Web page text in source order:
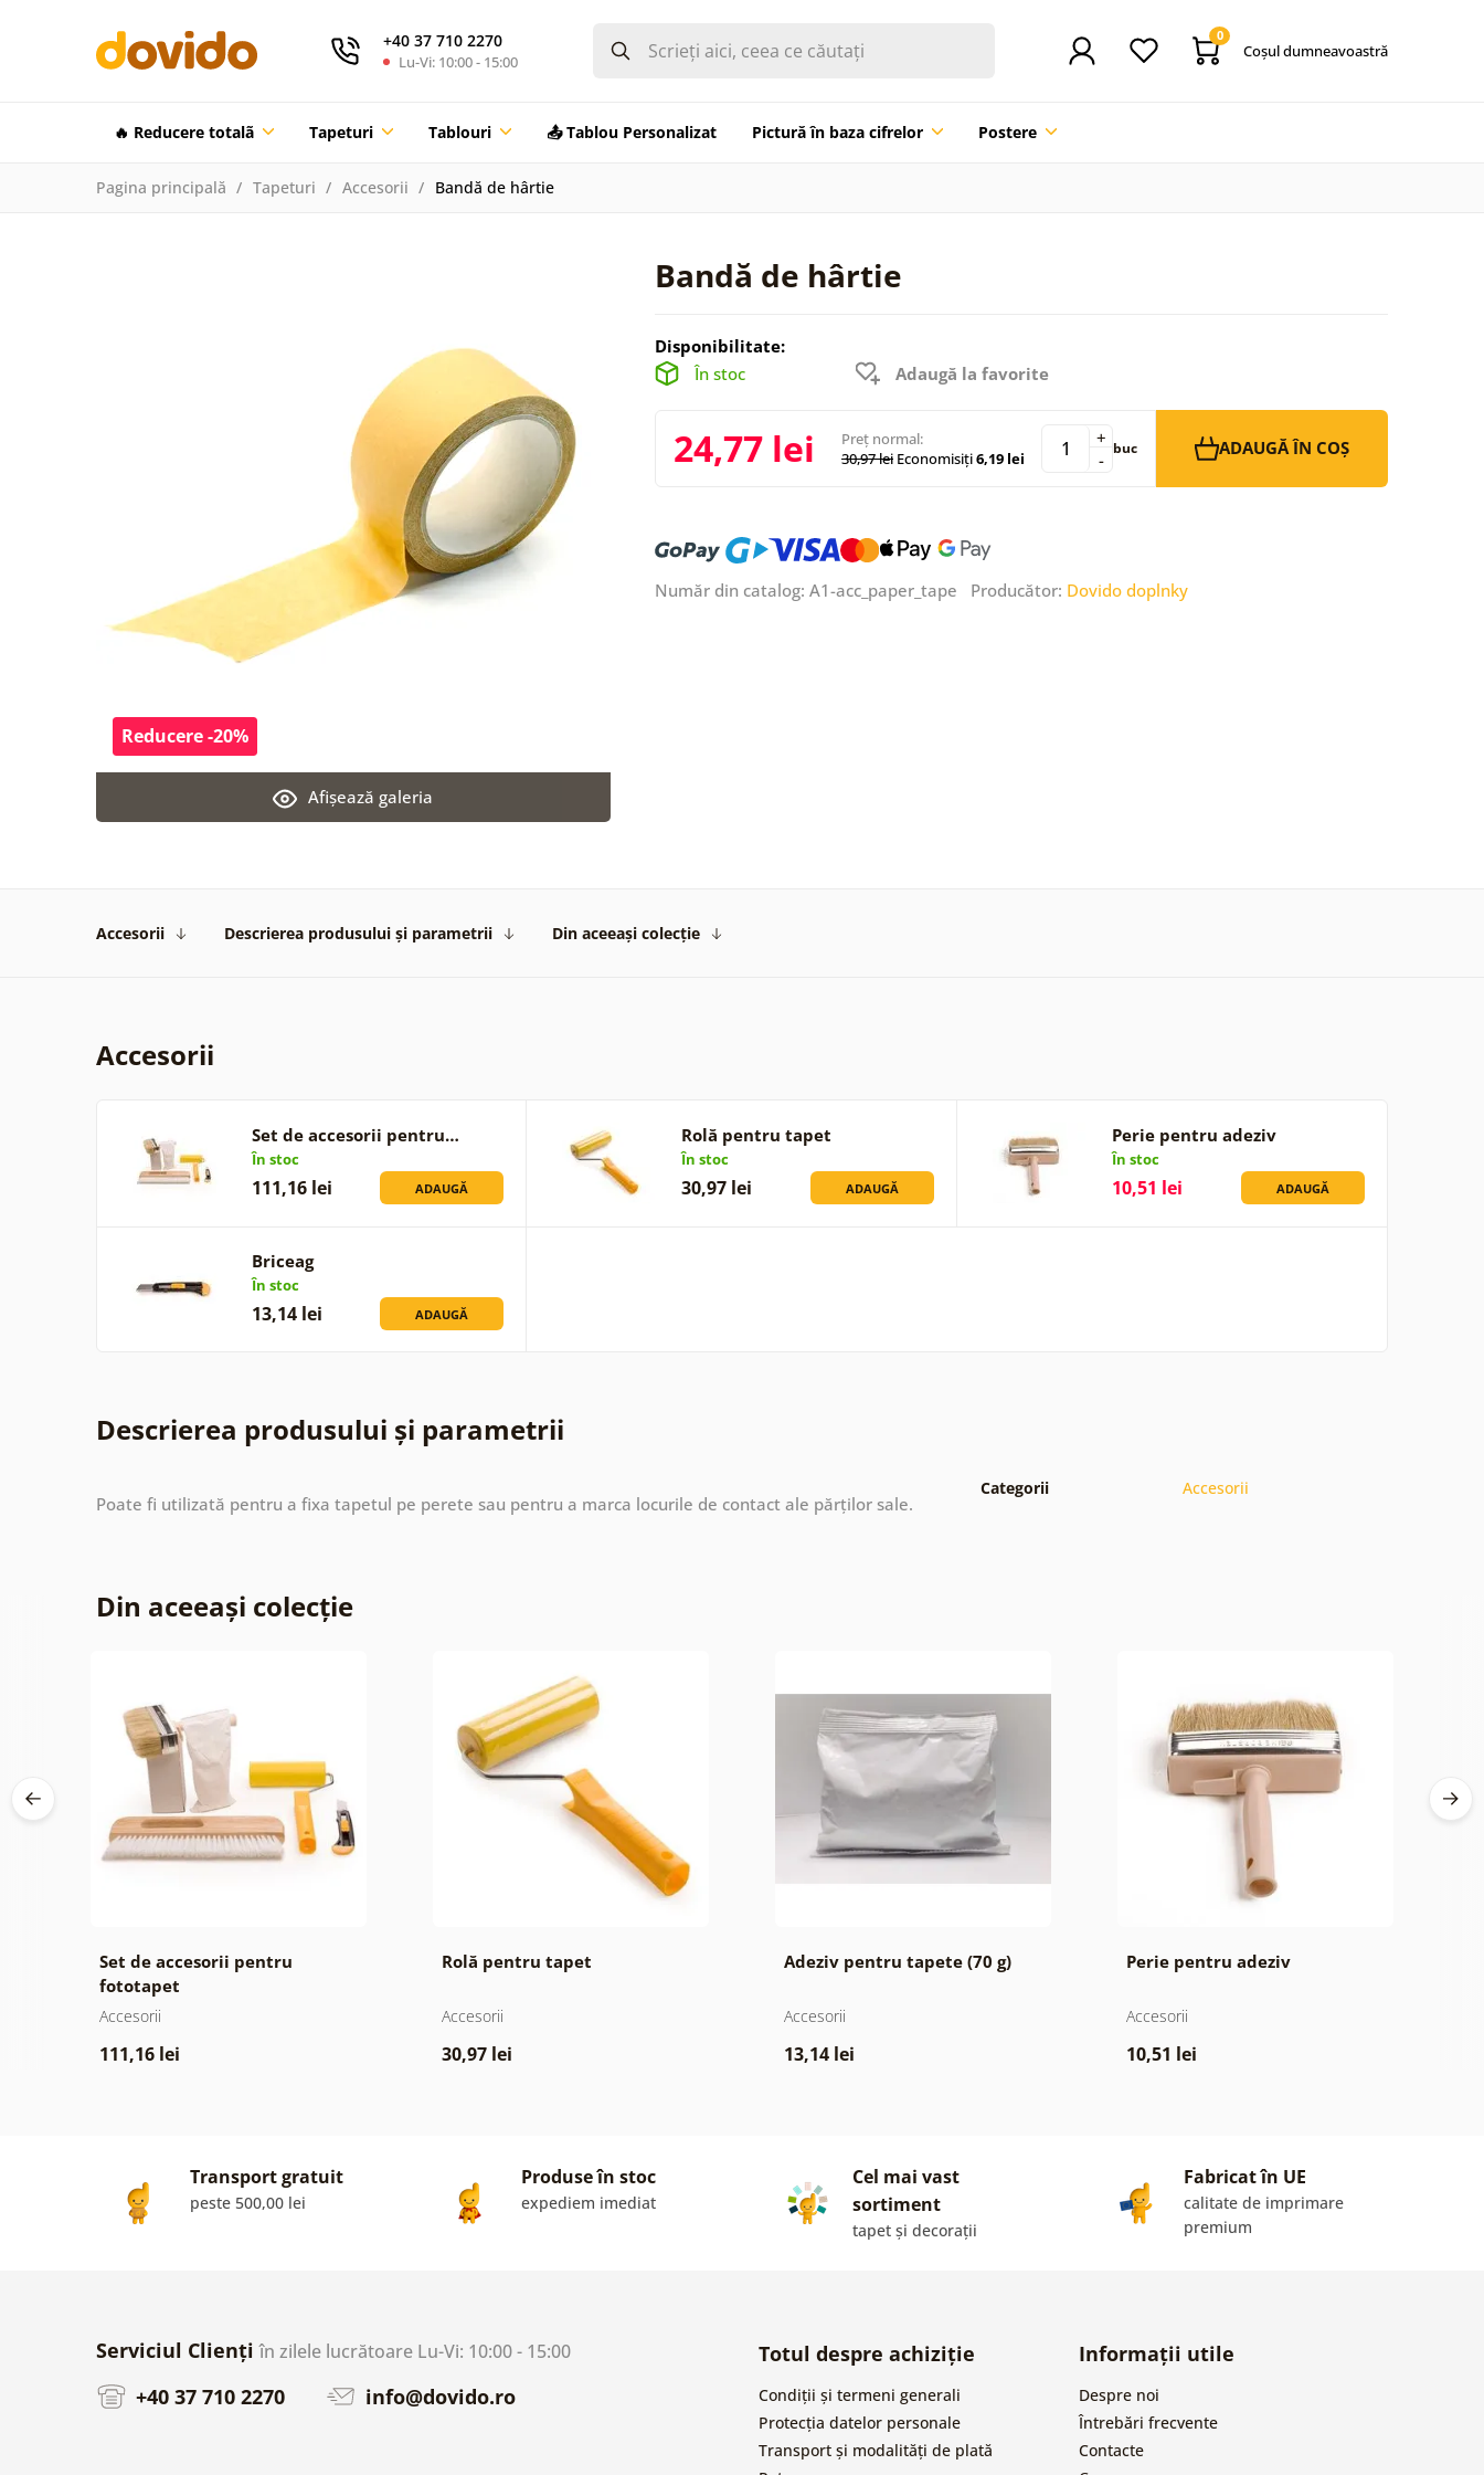
+40 37 710 2270
Lu-Vi: 10:00 - 15:00
0
Coşul dumneavoastră
🔥 Reducere totalã Tapeturi Tablouri 📤 Tablou Personalizat Pictură în baza cifrelor Postere
Pagina principală Tapeturi Accesorii Bandă de hârtie
Bandă de hârtie
Afişează galeria
Reducere -20%
Disponibilitate:
În stoc
Adaugă la favorite
24,77 lei
Preț normal:
30,97 lei Economisiți6,19 lei -
+ buc ADAUGĂ ÎN COȘ
Număr din catalog: A1-acc_paper_tape Producător: Dovido doplnky
Accesorii Descrierea produsului și parametrii Din aceeași colecție
Accesorii
Set de accesorii pentru…
În stoc
111,16 lei ADAUGĂ
Rolă pentru tapet
În stoc
30,97 lei ADAUGĂ
Perie pentru adeziv
În stoc
10,51 lei ADAUGĂ
Briceag
În stoc
13,14 lei ADAUGĂ
Descrierea produsului și parametrii
Poate fi utilizată pentru a fixa tapetul pe perete sau pentru a marca locurile de contact ale părților sale.
Categorii Accesorii
Din aceeași colecție
Set de accesorii pentru
fototapet
Accesorii
111,16 lei
Rolă pentru tapet
Accesorii
30,97 lei
Adeziv pentru tapete (70 g)
Accesorii
13,14 lei
Perie pentru adeziv
Accesorii
10,51 lei
Transport gratuit
peste 500,00 lei
Produse în stoc
expediem imediat
Cel mai vast
sortiment
tapet și decorații
Fabricat în UE
calitate de imprimare
premium
Serviciul Cliențiîn zilele lucrătoare Lu-Vi: 10:00 - 15:00
+40 37 710 2270 info@dovido.ro
Totul despre achiziție
Condiții și termeni generali
Protecția datelor personale
Transport și modalități de plată
Informații utile
Despre noi
Întrebări frecvente
Contacte